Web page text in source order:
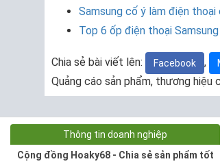
Samsung cố ý làm điện thoại
Top 6 ốp điện thoại
Chia sẻ bài viết lên: Facebook ,
Quảng cáo sản phẩm, thương hiệu
Thông tin doanh nghiệp
Cộng đồng Hoaky68 - Chia sẻ sản phẩm tốt